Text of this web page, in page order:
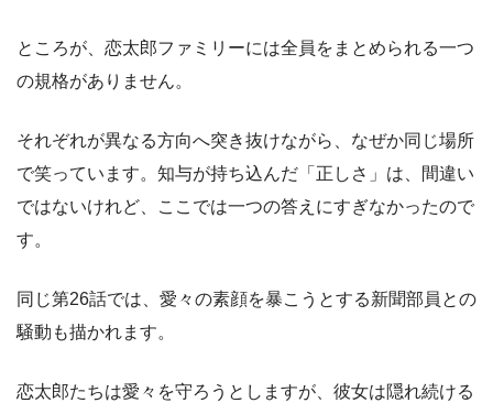
ところが、恋太郎ファミリーには全員をまとめられる一つ
の規格がありません。
それぞれが異なる方向へ突き抜けながら、なぜか同じ場所
で笑っています。知与が持ち込んだ「正しさ」は、間違い
ではないけれど、ここでは一つの答えにすぎなかったので
す。
同じ第26話では、愛々の素顔を暴こうとする新聞部員との
騒動も描かれます。
恋太郎たちは愛々を守ろうとしますが、彼女は隠れ続ける